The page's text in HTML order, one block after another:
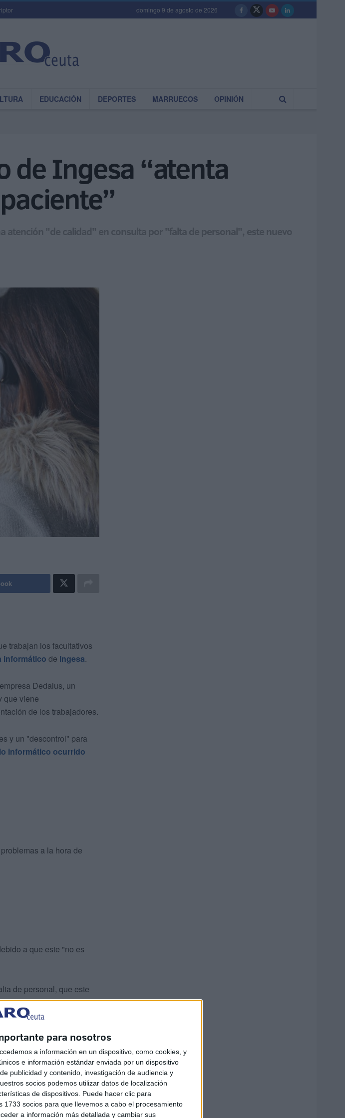
para nosotros
a información en un dispositivo, como cookies, y
e información estándar enviada por un dispositivo
publicidad y contenido, investigación de audiencia y
socios podemos utilizar datos de localización
de dispositivos. Puede hacer clic para
socios para que llevemos a cabo el procesamiento
a información más detallada y cambiar sus
domingo 9 de agosto de 2026
EDUCACIÓN DEPORTES MARRUECOS OPINIÓN
de Ingesa “atenta
atención "de calidad" en consulta por "falta de personal", este nuevo
trabajan los facultativos
informático de Ingesa.
Dedalus, un
que viene
de los trabajadores.
y un "descontrol" para
informático ocurrido
a la hora de
a que este "no es
de personal, que este
contra la seguridad